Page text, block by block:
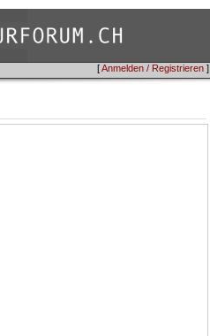
[Anmelden / Registrieren ]